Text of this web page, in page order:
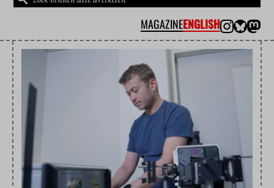
MAGAZINEENGLISH